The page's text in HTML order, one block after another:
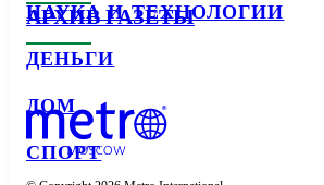
НАУКА И ТЕХНОЛОГИИ
ДЕНЬГИ
ДОМ
СПОРТ
АРХИВ ГАЗЕТЫ